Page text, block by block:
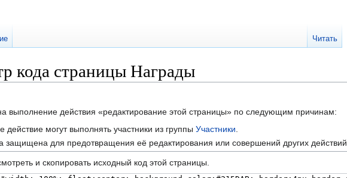
кода страницы Награды
выполнение действия «редактирование этой страницы» по следующим причинам:
действие могут выполнять участники из группыУчастники
защищена для предотвращения её редактирования или совершений других действий.
и скопировать исходный код этой страницы.
Читать